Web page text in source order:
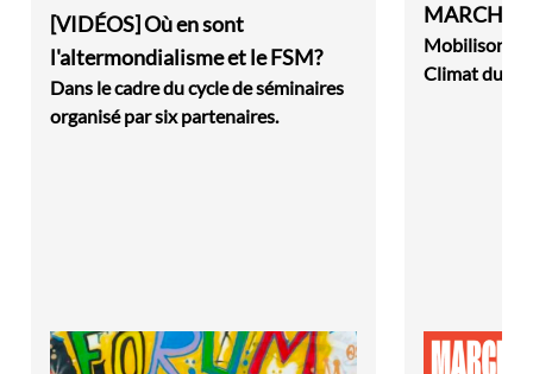
[VIDÉOS] Où en sont
l'altermondialisme et le FSM?
Dans le cadre du cycle de séminaires
organisé par six partenaires.
MARCHE
Mobilisons-
Climat du 14